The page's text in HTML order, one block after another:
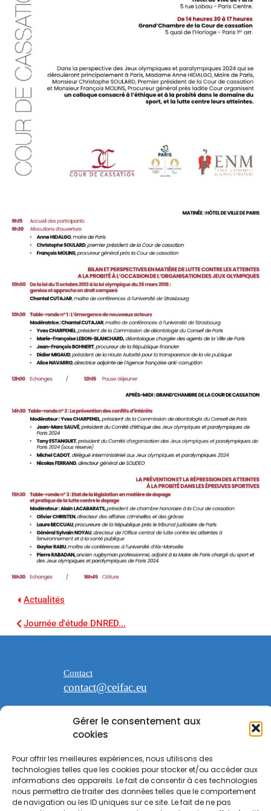
Gérer le consentement aux
cookies
Pour offrir les meilleures expériences, nous utilisons des
technologies telles que les cookies pour stocker et/ou accéder aux
informations des appareils. Le fait de consentir à ces technologies
nous permettra de traiter des données telles que le comportement
de navigation ou les ID uniques sur ce site. Le fait de ne pas
Actualités
Journée d'étude DNRED...
Contact
contact@ceifac.eu
espace Saint Georges
47 avenue de la Forêt noire 67000
Strasbourg